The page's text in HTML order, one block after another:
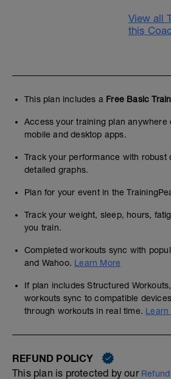
- Stabiball stehend:
und als extra kleinen
Cool down und Stretching
View all
this
This plan includes a Free Basic
Access your training plan anywhere
mobile and desktop apps.
Track your performance with robust
detailed graphs.
Plan for your event in the
Track your weight, sleep, hours,
you train.
Completed workouts sync with
and Wahoo. Learn More
If plan includes Structured
workouts sync to compatible
through workouts in real time. Learn
REFUND POLICY
This plan is protected by our